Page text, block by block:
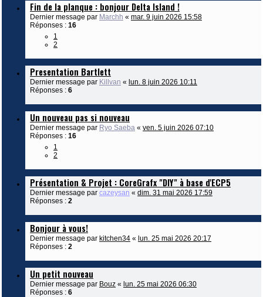
Fin de la planque : bonjour Delta Island !
Dernier message par Marchh « mar. 9 juin 2026 15:58
Réponses : 16
1
2
Presentation Bartlett
Dernier message par Killvan « lun. 8 juin 2026 10:11
Réponses : 6
Un nouveau pas si nouveau
Dernier message par Ryo Saeba « ven. 5 juin 2026 07:10
Réponses : 16
1
2
Présentation & Projet : CoreGrafx "DIY" à base d'ECP5
Dernier message par cazeysan « dim. 31 mai 2026 17:59
Réponses : 2
Bonjour à vous!
Dernier message par kitchen34 « lun. 25 mai 2026 20:17
Réponses : 2
Un petit nouveau
Dernier message par Bouz « lun. 25 mai 2026 06:30
Réponses : 6